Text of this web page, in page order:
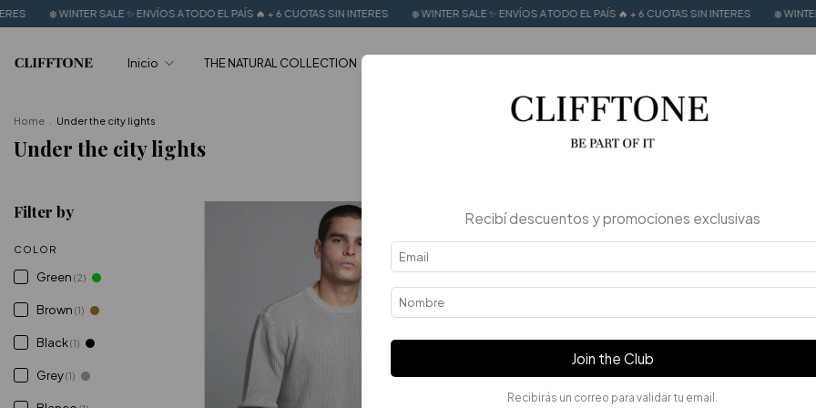
❄️ WINTER SALE ✨ ENVÍOS A TODO EL PAÍS 🔥 + 6 CUOTAS SIN INTERES ❄️ WINTER SALE ✨ ENVÍOS A TODO EL PAÍS 🔥 + 6 CUOTAS SIN INTERES ❄️ WINTER SALE
Inicio THE NATURAL COLLECTION
Home Under the city lights
Under the city lights
Filter by
COLOR
Green (2)
Brown (1)
Black(1)
Grey(1)
Recibí descuentos y promociones exclusivas
Join the Club
Recibirás un correo para validar tu email.